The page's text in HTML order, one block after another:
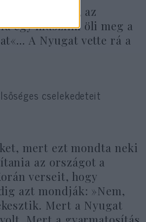
áldozatai, az
egy muszlim öli meg a
A Nyugat vette rá a
cselekedeteit
mert ezt mondta neki
az országot a
verseit, hogy
azt mondják: »Nem,
Mert a Nyugat